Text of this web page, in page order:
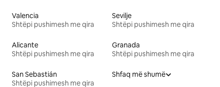
Valencia
Shtëpi pushimesh me qira
Sevilje
Shtëpi pushimesh me qira
Alicante
Shtëpi pushimesh me qira
Granada
Shtëpi pushimesh me qira
San Sebastián
Shtëpi pushimesh me qira
Shfaq më shumë